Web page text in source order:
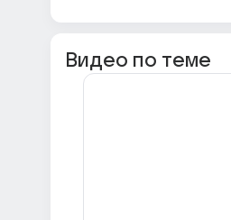
Видео по теме